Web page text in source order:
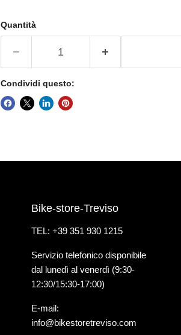
Quantità
Condividi questo:
Bike-store-Treviso
TEL: +39 351 930 1215
Servizio telefonico disponibile
dal lunedì al venerdì (9:30-
12:30/15:30-17:00)
E-mail:
info@bikestoretreviso.com